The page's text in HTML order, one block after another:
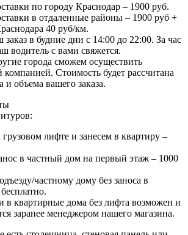
по городу Краснодар – 1900 руб.
в отдаленные районы – 1900 руб +
40 руб/км.
в будние дни с 14:00 до 22:00. За час
водитель с вами свяжется.
города сможем осуществить
компанией. Стоимость будет рассчитана
и объема вашего заказа.
лифте и занесем в квартиру –
в частный дом на первый этаж – 1000
частному дому без заноса в
в квартирные дома без лифта возможен и
заранее менеджером нашего магазина.